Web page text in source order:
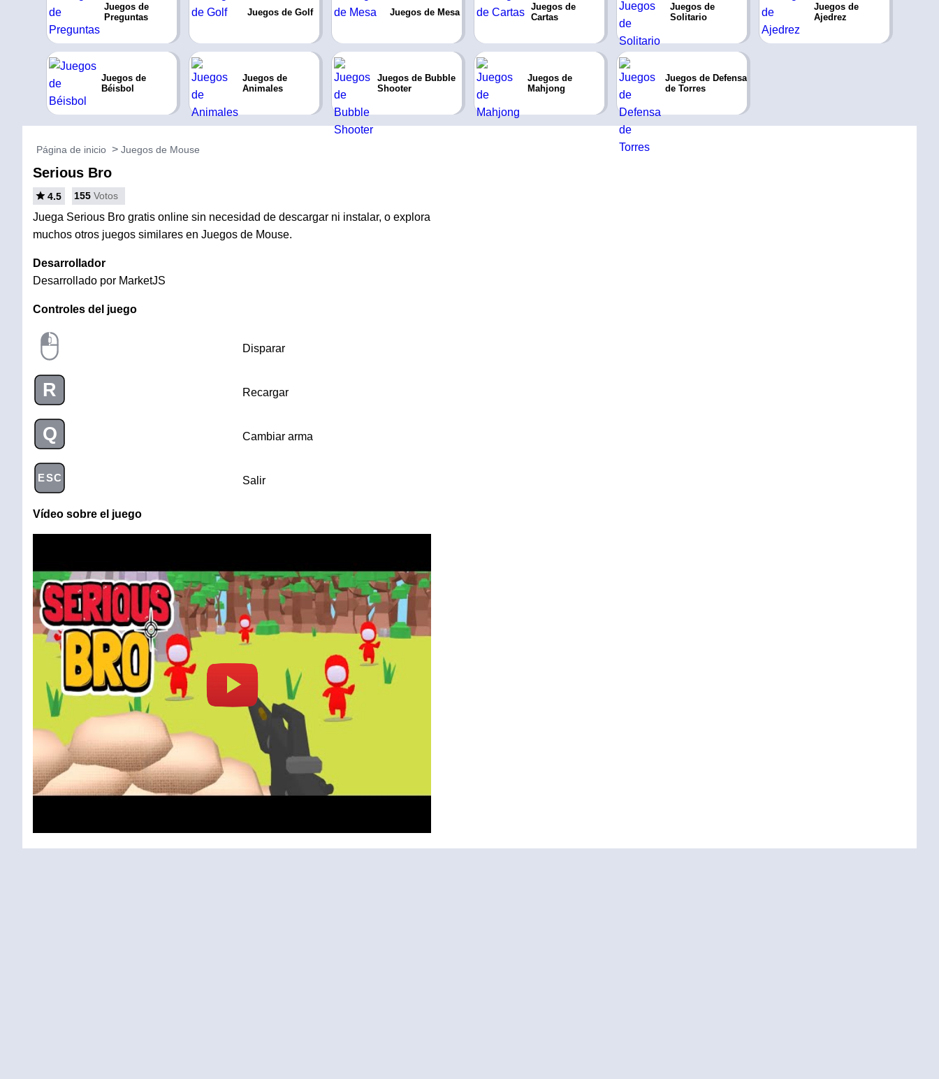
Juegos de
Preguntas
Juegos de Golf Juegos de Mesa
Juegos de
Cartas
Juegos de
Solitario
Juegos de
Ajedrez
Juegos de
Béisbol
Juegos de
Animales
Juegos de Bubble
Shooter
Juegos de
Mahjong
Juegos de Defensa
de Torres
Página de inicio Juegos de Mouse
Serious Bro
4.5 155 Votos
Juega Serious Bro gratis online sin necesidad de descargar ni instalar, o explora
muchos otros juegos similares en Juegos de Mouse.
Desarrollador
Desarrollado por MarketJS
Controles del juego
Disparar
R Recargar
Q Cambiar arma
ESC Salir
Vídeo sobre el juego